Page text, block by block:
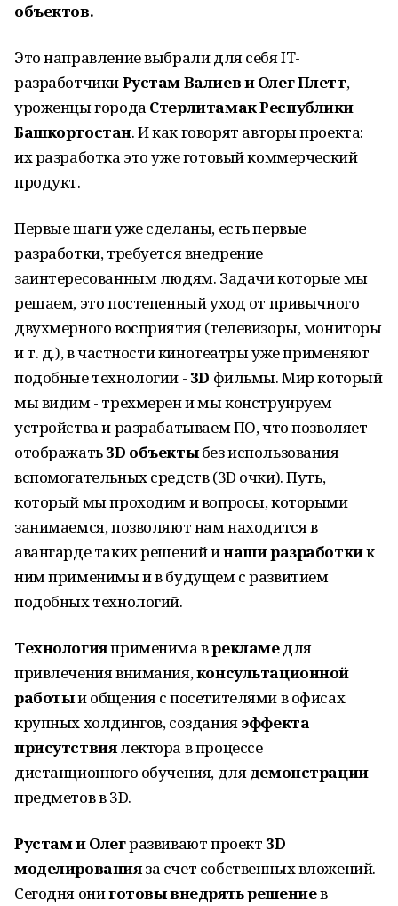
объектов.
Это направление выбрали для себя IT-
разработчикиРустам Валиев и Олег Плетт,
уроженцы города Стерлитамак Республики
Башкортостан. И как говорят авторы проекта:
их разработка это уже готовый коммерческий
продукт.
Первые шаги уже сделаны, есть первые
разработки, требуется внедрение
заинтересованным людям. Задачи которые мы
решаем, это постепенный уход от привычного
двухмерного восприятия (телевизоры, мониторы
и т. д.), в частности кинотеатры уже применяют
подобные технологии - 3D фильмы. Мир который
мы видим - трехмерен и мы конструируем
устройства и разрабатываем ПО, что позволяет
отображать3D объектыбез использования
вспомогательных средств (3D очки). Путь,
который мы проходим и вопросы, которыми
занимаемся, позволяют нам находится в
авангарде таких решений инаши разработкик
ним применимы и в будущем с развитием
подобных технологий.
Технологияприменима врекламедля
привлечения внимания,консультационной
работыи общения с посетителями в офисах
крупных холдингов, созданияэффекта
присутствиялектора в процессе
дистанционного обучения, длядемонстрации
предметов в 3D.
Рустам и Олегразвивают проект 3D
моделированияза счет собственных вложений.
Сегодня ониготовы внедрять решениев